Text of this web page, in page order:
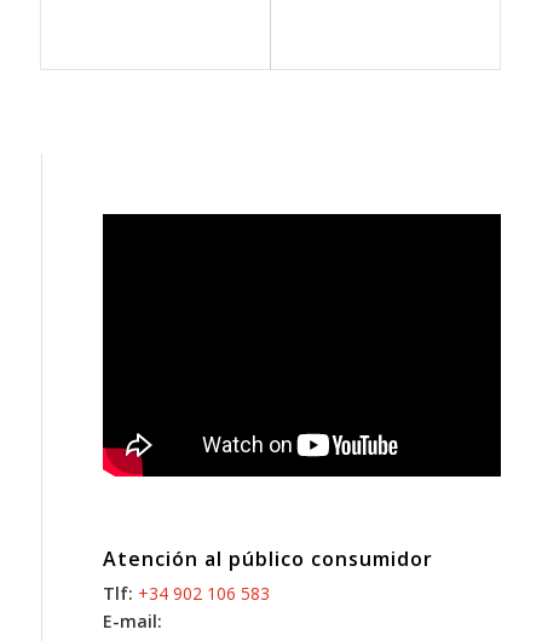
Atención al público consumidor
Tlf: +34 902 106 583
E-mail: